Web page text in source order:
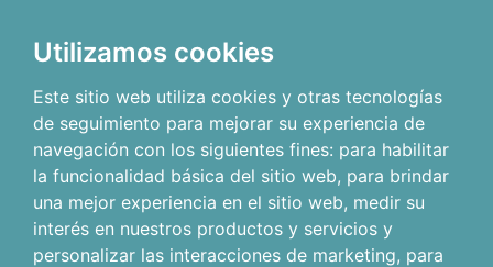
Utilizamos cookies
Este sitio web utiliza cookies y otras tecnologías
de seguimiento para mejorar su experiencia de
navegación con los siguientes fines: para habilitar
la funcionalidad básica del sitio web, para brindar
una mejor experiencia en el sitio web, medir su
interés en nuestros productos y servicios y
personalizar las interacciones de marketing, para